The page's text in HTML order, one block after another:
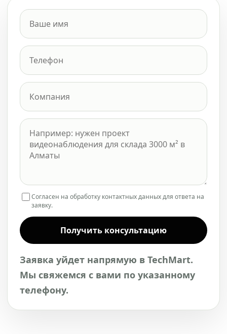
Согласен на обработку контактных данных для ответа на
заявку.
Получить консультацию
Заявка уйдет напрямую в TechMart.
Мы свяжемся с вами по указанному
телефону.